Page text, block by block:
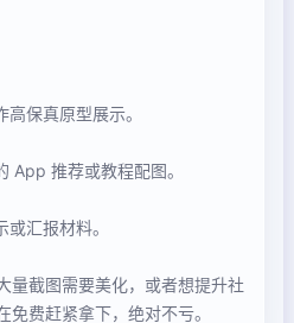
保真原型展示。
App 推荐或教程配图。
汇报材料。
量截图需要美化，或者想提升社
费赶紧拿下，绝对不亏。